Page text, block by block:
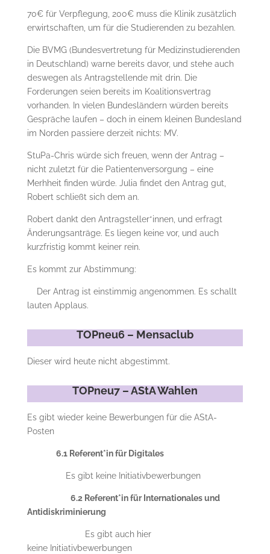
70€ für Verpflegung, 200€ muss die Klinik zusätzlich
erwirtschaften, um für die Studierenden zu bezahlen.
Die BVMG (Bundesvertretung für Medizinstudierenden
in Deutschland) warne bereits davor, und stehe auch
deswegen als Antragstellende mit drin. Die
Forderungen seien bereits im Koalitionsvertrag
vorhanden. In vielen Bundesländern würden bereits
Gespräche laufen – doch in einem kleinen Bundesland
im Norden passiere derzeit nichts: MV.
StuPa-Chris würde sich freuen, wenn der Antrag –
nicht zuletzt für die Patientenversorgung – eine
Merhheit finden würde. Julia findet den Antrag gut,
Robert schließt sich dem an.
Robert dankt den Antragsteller*innen, und erfragt
Änderungsanträge. Es liegen keine vor, und auch
kurzfristig kommt keiner rein.
Es kommt zur Abstimmung:
Der Antrag ist einstimmig angenommen. Es schallt
lauten Applaus.
TOPneu6 – Mensaclub
Dieser wird heute nicht abgestimmt.
TOPneu7 – AStA Wahlen
Es gibt wieder keine Bewerbungen für die AStA-
Posten
6.1 Referent*in für Digitales
Es gibt keine Initiativbewerbungen
6.2 Referent*in für Internationales und
Antidiskriminierung
Es gibt auch hier
keine Initiativbewerbungen